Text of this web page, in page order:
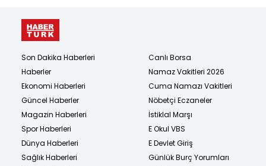
Son Dakika Haberleri
Haberler
Ekonomi Haberleri
Güncel Haberler
Magazin Haberleri
Spor Haberleri
Dünya Haberleri
Sağlık Haberleri
Canlı Borsa
Namaz Vakitleri 2026
Cuma Namazı Vakitleri
Nöbetçi Eczaneler
İstiklal Marşı
E Okul VBS
E Devlet Giriş
Günlük Burç Yorumları